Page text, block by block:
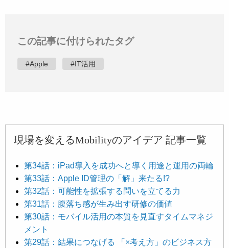
この記事に付けられたタグ
#Apple #IT活用
現場を変えるMobilityのアイデア 記事一覧
第34話：iPad導入を成功へと導く用途と運用の両輪
第33話：Apple ID管理の「解」来たる!?
第32話：可能性を拡張する問いを立てる力
第31話：腹落ち感が生み出す研修の価値
第30話：モバイル活用の本質を見直すタイムマネジ
メント
第29話：結果につなげる 「×考え方」のビジネス方